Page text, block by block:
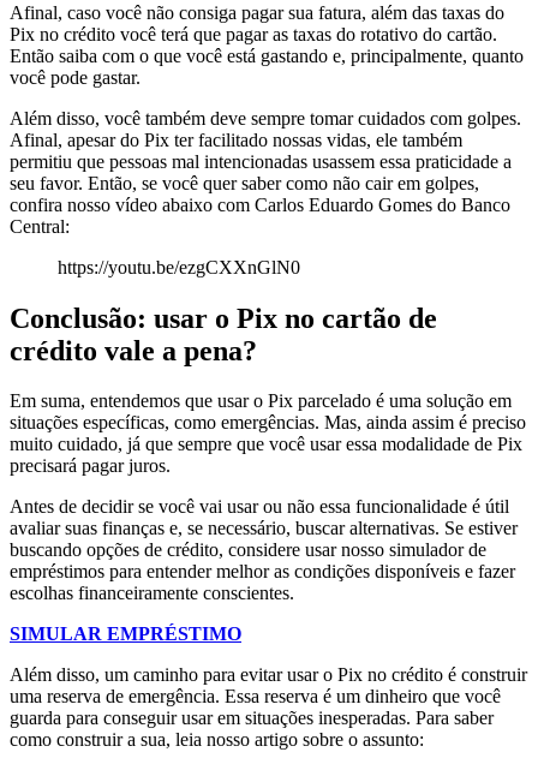
Afinal, caso você não consiga pagar sua fatura, além das taxas do
Pix no crédito você terá que pagar as taxas do rotativo do cartão.
Então saiba com o que você está gastando e, principalmente, quanto
você pode gastar.
Além disso, você também deve sempre tomar cuidados com golpes.
Afinal, apesar do Pix ter facilitado nossas vidas, ele também
permitiu que pessoas mal intencionadas usassem essa praticidade a
seu favor. Então, se você quer saber como não cair em golpes,
confira nosso vídeo abaixo com Carlos Eduardo Gomes do Banco
Central:
https://youtu.be/ezgCXXnGlN0
Conclusão: usar o Pix no cartão de
crédito vale a pena?
Em suma, entendemos que usar o Pix parcelado é uma solução em
situações específicas, como emergências. Mas, ainda assim é preciso
muito cuidado, já que sempre que você usar essa modalidade de Pix
precisará pagar juros.
Antes de decidir se você vai usar ou não essa funcionalidade é útil
avaliar suas finanças e, se necessário, buscar alternativas. Se estiver
buscando opções de crédito, considere usar nosso simulador de
empréstimos para entender melhor as condições disponíveis e fazer
escolhas financeiramente conscientes.
SIMULAR EMPRÉSTIMO
Além disso, um caminho para evitar usar o Pix no crédito é construir
uma reserva de emergência. Essa reserva é um dinheiro que você
guarda para conseguir usar em situações inesperadas. Para saber
como construir a sua, leia nosso artigo sobre o assunto: